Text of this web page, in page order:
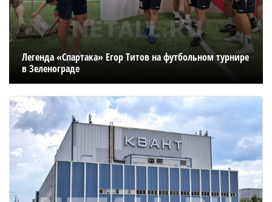
Легенда «Спартака» Егор Титов на футбольном турнире
в Зеленограде